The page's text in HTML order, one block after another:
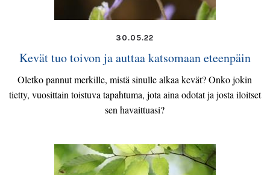
30.05.22
Kevät tuo toivon ja auttaa katsomaan eteenpäin
Oletko pannut merkille, mistä sinulle alkaa kevät? Onko jokin
tietty, vuosittain toistuva tapahtuma, jota aina odotat ja josta iloitset
sen havaittuasi?